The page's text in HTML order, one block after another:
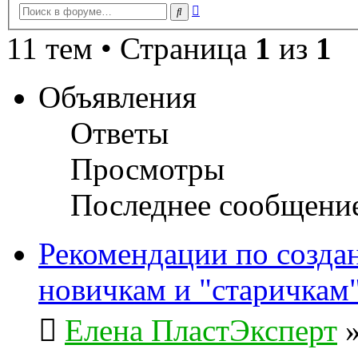
Поиск
11 тем • Страница 1 из 1
Объявления
Ответы
Просмотры
Последнее
Рекомендации по
новичкам и
Елена ПластЭксперт